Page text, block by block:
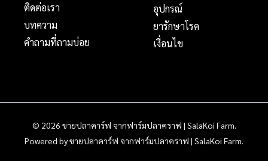
ติดต่อเรา
บทความ
คำถามที่ถามบ่อย
อุปกรณ์
ยารักษาโรค
เงื่อนไข
© 2026 ขายปลาคาร์ฟ จากฟาร์มปลาคราฟ | SalaKoi Farm.
Powered by ขายปลาคาร์ฟ จากฟาร์มปลาคราฟ | SalaKoi Farm.